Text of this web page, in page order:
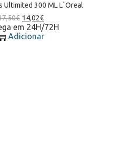
Ultimited 300 ML L`Oreal
€ 14,02€
em 24H/72H
Adicionar